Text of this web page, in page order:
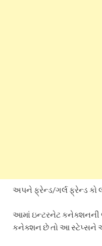
અપને ફ્રેન્ડ/ગર્લ ફ્રેન્ડ
આમાં ઇન્ટરનેટ કનેક્શનની
કનેક્શન છે તો આ સ્ટેપ્સને